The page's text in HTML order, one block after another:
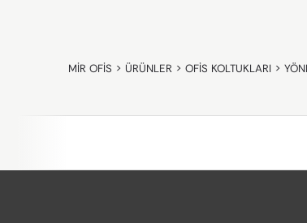
MIR OFIS > ÜRÜNLER > OFIS KOLTUKLARI >